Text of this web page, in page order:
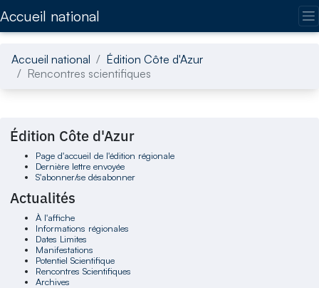
Accueil national
Accueil national
Édition Côte d'Azur
Rencontres scientifiques
Édition Côte d'Azur
Page d'accueil de l'édition régionale
Dernière lettre envoyée
S'abonner/se désabonner
Actualités
À l'affiche
Informations régionales
Dates Limites
Manifestations
Potentiel Scientifique
Rencontres Scientifiques
Archives